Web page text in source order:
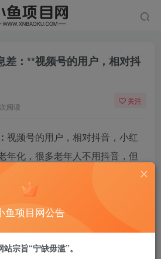
差：**视频号的用户，相对抖
阅读
关注
视频号的用户，相对抖音，小红
年化，很多老年人不用抖音，但
人直接下单了。
鱼项目网公告
宗旨“宁缺毋滥”。